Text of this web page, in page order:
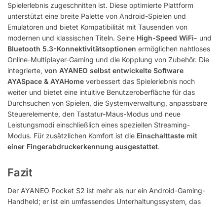
Spielerlebnis zugeschnitten ist. Diese optimierte Plattform
unterstützt eine breite Palette von Android-Spielen und
Emulatoren und bietet Kompatibilität mit Tausenden von
modernen und klassischen Titeln. Seine High-Speed WiFi- und
Bluetooth 5.3-Konnektivitätsoptionen ermöglichen nahtloses
Online-Multiplayer-Gaming und die Kopplung von Zubehör. Die
integrierte, von AYANEO selbst entwickelte Software
AYASpace & AYAHome verbessert das Spielerlebnis noch
weiter und bietet eine intuitive Benutzeroberfläche für das
Durchsuchen von Spielen, die Systemverwaltung, anpassbare
Steuerelemente, den Tastatur-Maus-Modus und neue
Leistungsmodi einschließlich eines speziellen Streaming-
Modus. Für zusätzlichen Komfort ist die Einschalttaste mit
einer Fingerabdruckerkennung ausgestattet.
Fazit
Der AYANEO Pocket S2 ist mehr als nur ein Android-Gaming-
Handheld; er ist ein umfassendes Unterhaltungssystem, das